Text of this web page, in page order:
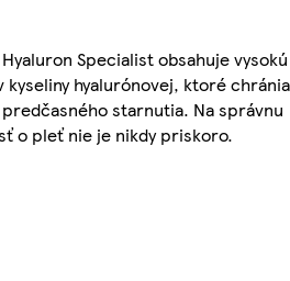
Specialist obsahuje vysokú
hyalurónovej, ktoré
starnutia. Na správnu
o pleť nie je nikdy priskoro.